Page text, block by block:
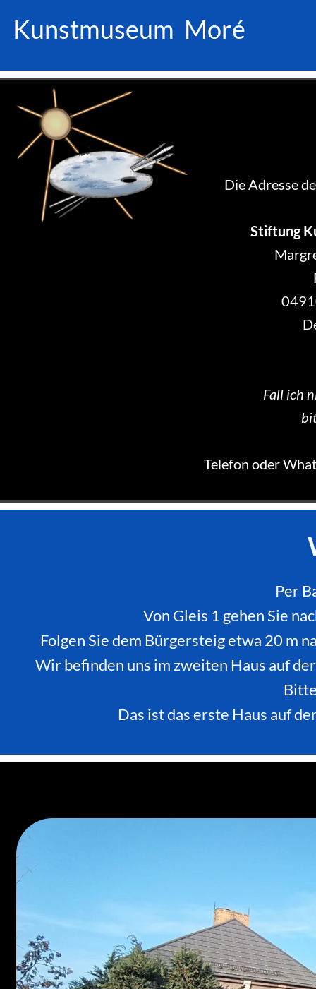
Kunstmuseum Moré
Die Adresse
Stiftung
Fall ich
Telefon oder
Per
Von Gleis 1 gehen Sie
Folgen Sie dem Bürgersteig etwa 20 m
Wir befinden uns im zweiten Haus auf
Das ist das erste Haus auf